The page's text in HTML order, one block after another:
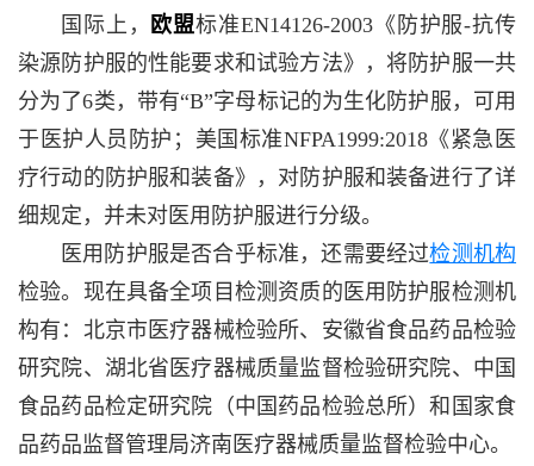
国际上，
欧盟标准EN14126-2003《防护服-抗传
染源防护服的性能要求和试验方法》，将防护服一共
分为了6类，带有“B”字母标记的为生化防护服，可用
于医护人员防护；美国标准NFPA1999:2018《紧急医
疗行动的防护服和装备》，对防护服和装备进行了详
细规定，并未对医用防护服进行分级。
医用防护服是否合乎标准，还需要经过检测机构
检验。现在具备全项目检测资质的医用防护服检测机
构有：北京市医疗器械检验所、安徽省食品药品检验
研究院、湖北省医疗器械质量监督检验研究院、中国
食品药品检定研究院（中国药品检验总所）和国家食
品药品监督管理局济南医疗器械质量监督检验中心。